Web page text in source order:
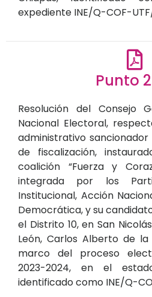
expediente INE/Q-COF-
Punto
Resolución del Consejo
Nacional Electoral,
administrativo
de fiscalización,
coalición “Fuerza y
integrada por los
Institucional, Acción
Democrática, y su
el Distrito 10, en San
León, Carlos Alberto de
marco del proceso
2023-2024, en el
identificado como INE/Q-